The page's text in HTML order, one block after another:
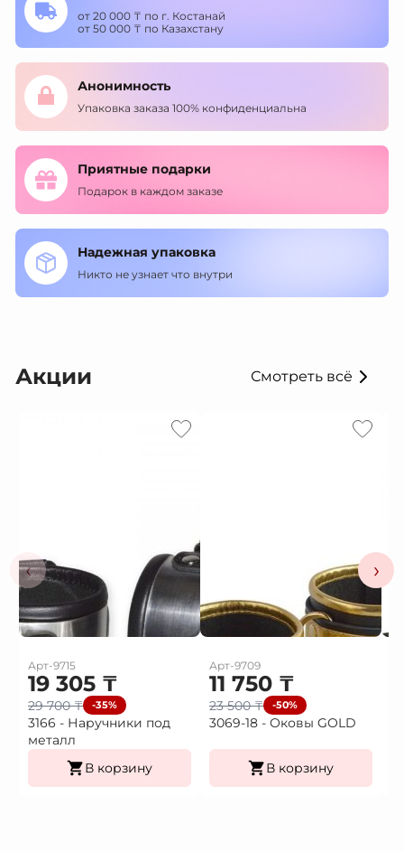
от 20 000 ₸ по г. Костанай
от 50 000 ₸ по Казахстану
Анонимность
Упаковка заказа 100% конфиденциальна
Приятные подарки
Подарок в каждом заказе
Надежная упаковка
Никто не узнает что внутри
Акции Смотреть всё
‹
Арт-9715
19 305 ₸
29 700₸ -35%
3166 - Наручники под
металл
В корзину
Арт-9709
11 750 ₸
23 500₸ -50%
3069-18 - Оковы GOLD
В корзину
›